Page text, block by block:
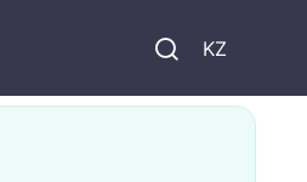
KZ